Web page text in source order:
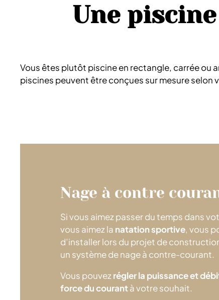
Une
Vous êtes plutôt piscine en rectangle, carrée ou
piscines peuvent être conçues sur mesure selon
Nage à contre
Si vous aimez passer du temps dans
vous aimez la natation sportive, vous
d’installer lors du projet de
un système de nage à contre-courant.
Vous pouvezrégler la puissance et
force du courantà votre souhait.